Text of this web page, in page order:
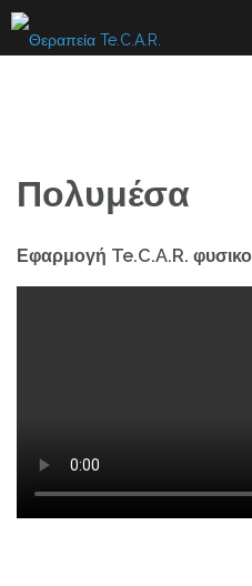
Skip
to
content
Πολυμέσα
Εφαρμογή Te.C.A.R.